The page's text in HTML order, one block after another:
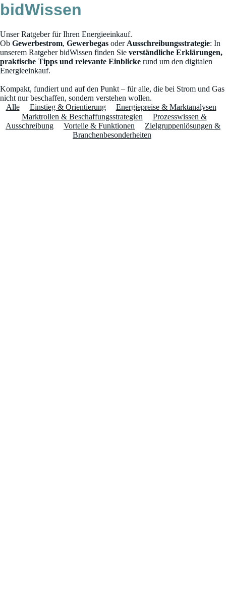
bidWissen
Unser Ratgeber für Ihren Energieeinkauf.
Ob Gewerbestrom, Gewerbegas oderAusschreibungsstrategie: In
unserem Ratgeber bidWissen finden Sie verständliche Erklärungen,
praktische Tipps und relevante Einblicke rund um den digitalen
Energieeinkauf.
Kompakt, fundiert und auf den Punkt – für alle, die bei Strom und Gas
nicht nur beschaffen, sondern verstehen wollen.
Alle
Einstieg & Orientierung
Energiepreise & Marktanalysen
Marktrollen & Beschaffungsstrategien
Prozesswissen &
Ausschreibung
Vorteile & Funktionen
Zielgruppenlösungen &
Branchenbesonderheiten